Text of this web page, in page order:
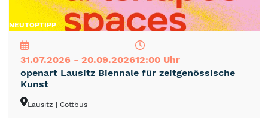
NEUTOPTIPP
31.07.2026 - 20.09.202612:00 Uhr
openart Lausitz Biennale für zeitgenössische
Kunst
Lausitz | Cottbus